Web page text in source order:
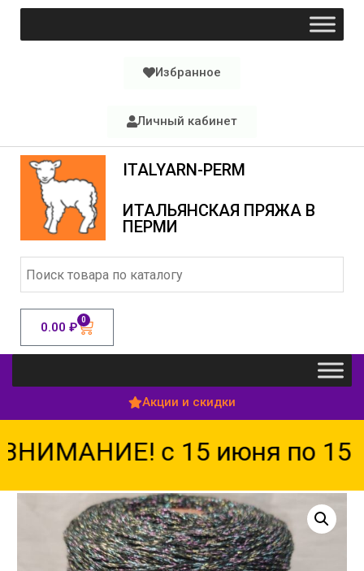
Избранное
Личный кабинет
ITALYARN-PERM
ИТАЛЬЯНСКАЯ ПРЯЖА В
ПЕРМИ
0.00 ₽ 0
Акции и скидки
с 15 июня по 15